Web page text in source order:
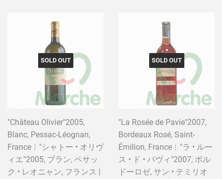
SOLD OUT
"Château Olivier"2005,
Blanc, Pessac-Léognan,
France︱"シャトー • オリヴ
ィエ"2005, ブラン, ペサッ
ク • レオニャン, フランス |
SOLD OUT
"La Rosée de Pavie"2007,
Bordeaux Rosé, Saint-
Émilion, France︱"ラ • ルー
ス • ド • パヴィ"2007, ボル
ドーロゼ, サン • テミリオ